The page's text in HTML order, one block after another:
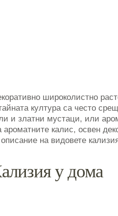
широколистно
култура са често
и златни мустаци, или
ароматните калис, освен
на видовете
у дома